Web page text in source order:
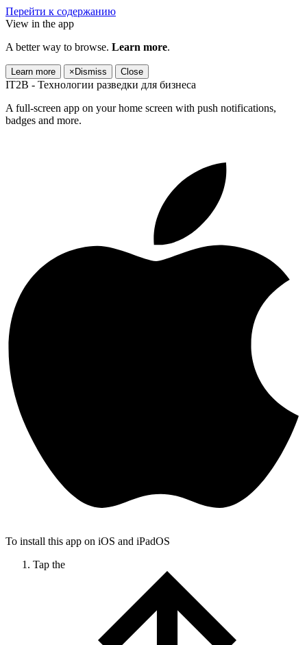
Перейти к содержанию
View in the app
A better way to browse. Learn more.
Learn more × Dismiss Close
IT2B - Технологии разведки для бизнеса
A full-screen app on your home screen with push notifications,
badges and more.
To install this app on iOS and iPadOS
Tap the